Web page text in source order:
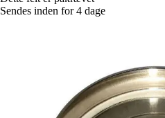
Sendes inden for 4 dage